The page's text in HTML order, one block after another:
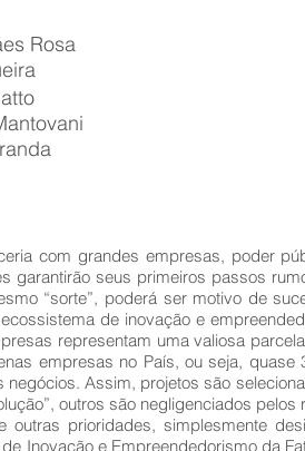
Rosa
com grandes empresas, poder
garantirão seus primeiros passos
“sorte”, poderá ser motivo de
de inovação e
representam uma valiosa
empresas no País, ou seja,
negócios. Assim, projetos são
outros são negligenciados
outras prioridades, simplesmente
de Inovação e Empreendedorismo da